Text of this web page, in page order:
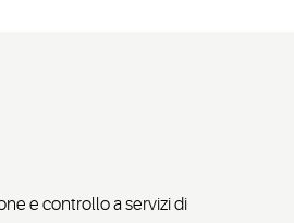
e controllo a servizi di